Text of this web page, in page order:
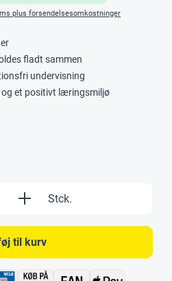
plus forsendelsesomkostninger
fladt sammen
undervisning
et positivt læringsmiljø
den gewünschten
Stck.
til kurv